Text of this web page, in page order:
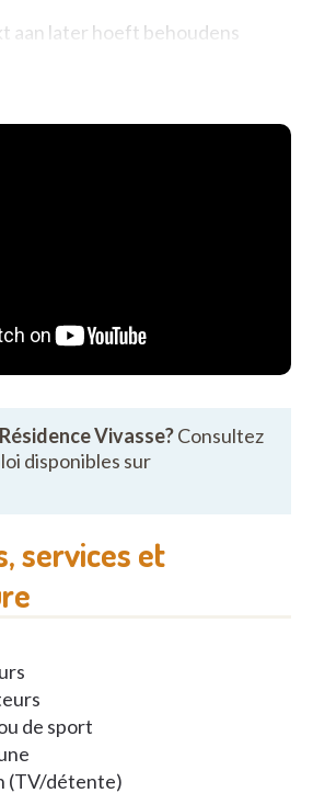
aan later hoeft behoudens
wie nood heeft aan een
2x/week begeleid door een
!
Vivasse?Consultez
disponibles sur
services et
de sport
(TV/détente)